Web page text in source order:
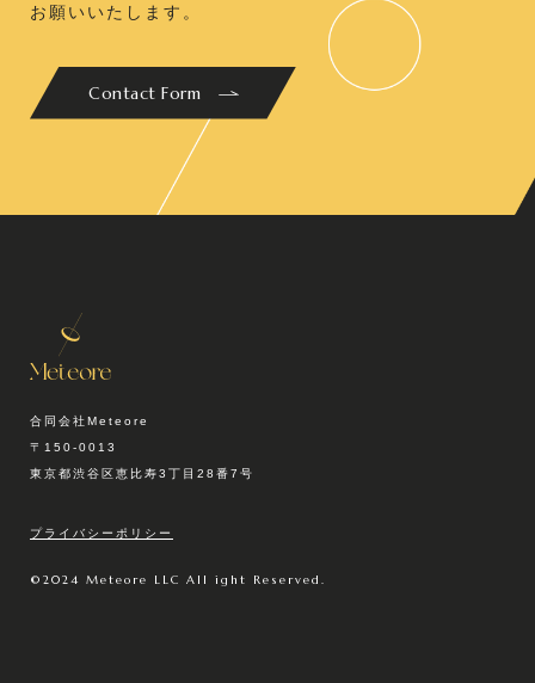
お願いいたします。
Contact Form
合同会社Meteore
〒150-0013
東京都渋谷区恵比寿3丁目28番7号
プライバシーポリシー
©2024 Meteore LLC All ight Reserved.